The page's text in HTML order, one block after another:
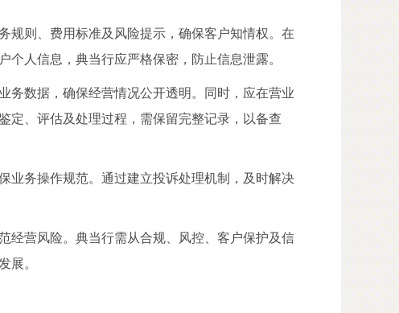
规则、费用标准及风险提示，确保客户知情权。在
人信息，典当行应严格保密，防止信息泄露。
务数据，确保经营情况公开透明。同时，应在营业
定、评估及处理过程，需保留完整记录，以备查
业务操作规范。通过建立投诉处理机制，及时解决
经营风险。典当行需从合规、风控、客户保护及信
展。